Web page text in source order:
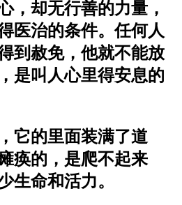
，却无行善的力量，
医治的条件。任何人
到赦免，他就不能放
是叫人心里得安息的
它的里面装满了道
痪的，是爬不起来
生命和活力。